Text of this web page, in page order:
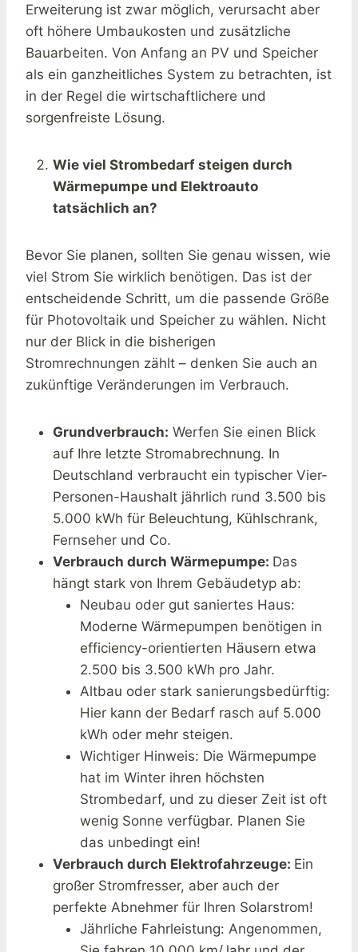
Erweiterung ist zwar möglich, verursacht aber
oft höhere Umbaukosten und zusätzliche
Bauarbeiten. Von Anfang an PV und Speicher
als ein ganzheitliches System zu betrachten, ist
in der Regel die wirtschaftlichere und
sorgenfreiste Lösung.
Wie viel Strombedarf steigen durch
Wärmepumpe und Elektroauto
tatsächlich an?
Bevor Sie planen, sollten Sie genau wissen, wie
viel Strom Sie wirklich benötigen. Das ist der
entscheidende Schritt, um die passende Größe
für Photovoltaik und Speicher zu wählen. Nicht
nur der Blick in die bisherigen
Stromrechnungen zählt – denken Sie auch an
zukünftige Veränderungen im Verbrauch.
Grundverbrauch: Werfen Sie einen Blick
auf Ihre letzte Stromabrechnung. In
Deutschland verbraucht ein typischer Vier-
Personen-Haushalt jährlich rund 3.500 bis
5.000 kWh für Beleuchtung, Kühlschrank,
Fernseher und Co.
Verbrauch durch Wärmepumpe: Das
hängt stark von Ihrem Gebäudetyp ab:
Neubau oder gut saniertes Haus:
Moderne Wärmepumpen benötigen in
efficiency-orientierten Häusern etwa
2.500 bis 3.500 kWh pro Jahr.
Altbau oder stark sanierungsbedürftig:
Hier kann der Bedarf rasch auf 5.000
kWh oder mehr steigen.
Wichtiger Hinweis: Die Wärmepumpe
hat im Winter ihren höchsten
Strombedarf, und zu dieser Zeit ist oft
wenig Sonne verfügbar. Planen Sie
das unbedingt ein!
Verbrauch durch Elektrofahrzeuge: Ein
großer Stromfresser, aber auch der
perfekte Abnehmer für Ihren Solarstrom!
Jährliche Fahrleistung: Angenommen,